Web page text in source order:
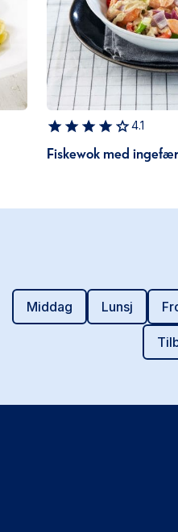
4.1
Fiskewok med ingefær
Middag Lunsj